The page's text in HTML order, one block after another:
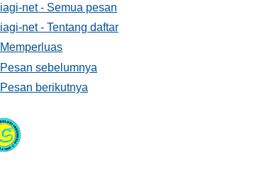
iagi-net - Semua pesan
iagi-net - Tentang daftar
Memperluas
Pesan sebelumnya
Pesan berikutnya